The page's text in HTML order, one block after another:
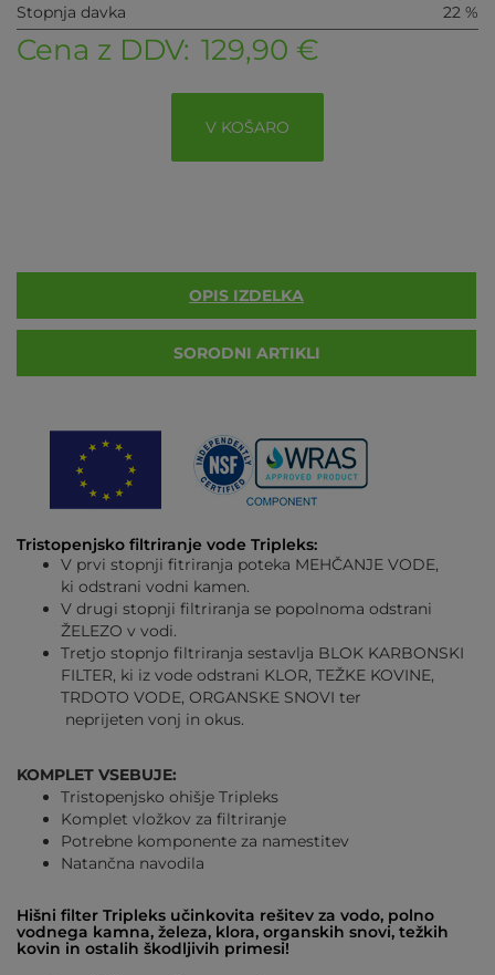
Stopnja davka
22 %
Cena z DDV: 129,90 €
V KOŠARO
OPIS IZDELKA
SORODNI ARTIKLI
Tristopenjsko filtriranje vode Tripleks:
V prvi stopnji fitriranja poteka MEHČANJE VODE,
ki odstrani vodni kamen.
V drugi stopnji filtriranja se popolnoma odstrani
ŽELEZO v vodi.
Tretjo stopnjo filtriranja sestavlja BLOK KARBONSKI
FILTER, ki iz vode odstrani KLOR, TEŽKE KOVINE,
TRDOTO VODE, ORGANSKE SNOVI ter
neprijeten vonj in okus.
KOMPLET VSEBUJE:
Tristopenjsko ohišje Tripleks
Komplet vložkov za filtriranje
Potrebne komponente za namestitev
Natančna navodila
Hišni filter Tripleks učinkovita rešitev za vodo, polno
vodnega kamna, železa, klora, organskih snovi, težkih
kovin in ostalih škodljivih primesi!